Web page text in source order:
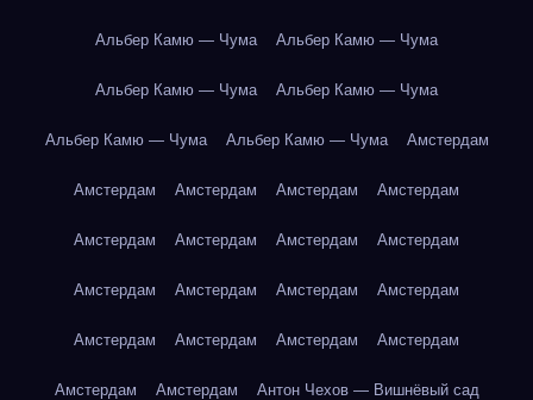
Альбер Камю — Чума Альбер Камю — Чума
Альбер Камю — Чума Альбер Камю — Чума
Альбер Камю — Чума Альбер Камю — Чума Амстердам
Амстердам Амстердам Амстердам Амстердам
Амстердам Амстердам Амстердам Амстердам
Амстердам Амстердам Амстердам Амстердам
Амстердам Амстердам Амстердам Амстердам
Амстердам Амстердам Антон Чехов — Вишнёвый сад